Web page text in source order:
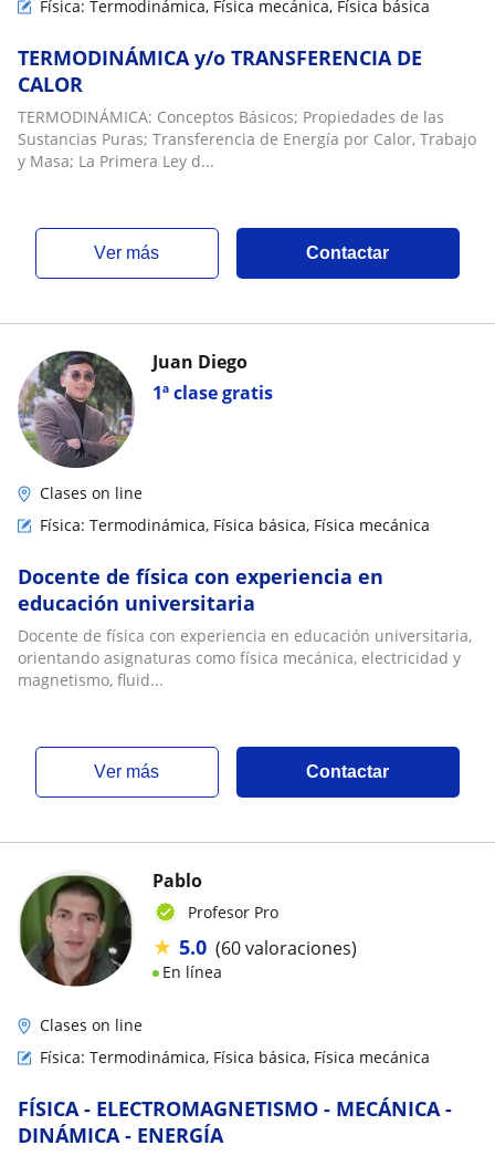
Física: Termodinámica, Física mecánica, Física básica
TERMODINÁMICA y/o TRANSFERENCIA DE
CALOR
TERMODINÁMICA: Conceptos Básicos; Propiedades de las
Sustancias Puras; Transferencia de Energía por Calor, Trabajo
y Masa; La Primera Ley d...
ver más Contactar
1ª clase gratis
Juan Diego
Clases on line
Física: Termodinámica, Física básica, Física mecánica
Docente de física con experiencia en
educación universitaria
Docente de física con experiencia en educación universitaria,
orientando asignaturas como física mecánica, electricidad y
magnetismo, fluid...
ver más Contactar
Pablo
Profesor Pro
★ 5.0 (60 valoraciones)
En línea
Clases on line
Física: Termodinámica, Física básica, Física mecánica
FÍSICA - ELECTROMAGNETISMO - MECÁNICA -
DINÁMICA - ENERGÍA